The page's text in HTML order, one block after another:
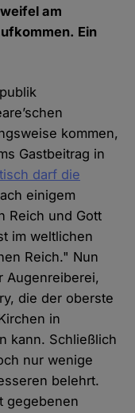
am
Ein
kommen,
Gastbeitrag in
darf die
einigem
Reich und Gott
im weltlichen
Reich." Nun
Augenreiberei,
die der oberste
in
kann. Schließlich
nur wenige
belehrt.
gegebenen